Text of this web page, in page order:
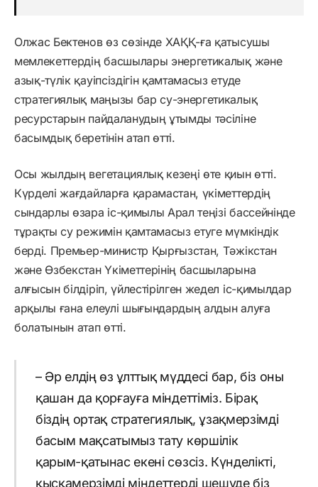
Олжас Бектенов өз сөзінде ХАҚҚ-ға қатысушы
мемлекеттердің басшылары энергетикалық және
азық-түлік қауіпсіздігін қамтамасыз етуде
стратегиялық маңызы бар су-энергетикалық
ресурстарын пайдаланудың ұтымды тәсіліне
басымдық беретінін атап өтті.
Осы жылдың вегетациялық кезеңі өте қиын өтті.
Күрделі жағдайларға қарамастан, үкіметтердің
сындарлы өзара іс-қимылы Арал теңізі бассейнінде
тұрақты су режимін қамтамасыз етуге мүмкіндік
берді. Премьер-министр Қырғызстан, Тәжікстан
және Өзбекстан Үкіметтерінің басшыларына
алғысын білдіріп, үйлестірілген жедел іс-қимылдар
арқылы ғана елеулі шығындардың алдын алуға
болатынын атап өтті.
– Әр елдің өз ұлттық мүддесі бар, біз оны
қашан да қорғауға міндеттіміз. Бірақ
біздің ортақ стратегиялық, ұзақмерзімді
басым мақсатымыз тату көршілік
қарым-қатынас екені сөзсіз. Күнделікті,
қысқамерзімді міндеттерді шешуде біз